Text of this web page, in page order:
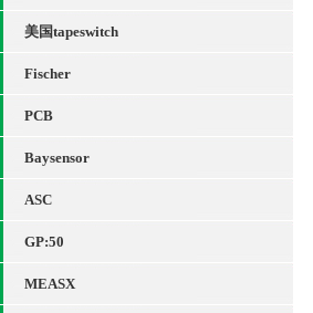
美国tapeswitch
Fischer
PCB
Baysensor
ASC
GP:50
MEASX